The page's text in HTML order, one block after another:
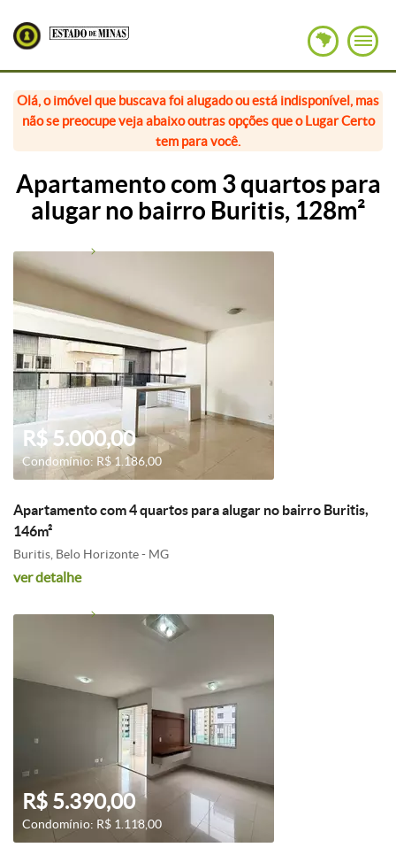
Olá, o imóvel que buscava foi alugado ou está indisponível, mas
não se preocupe veja abaixo outras opções que o Lugar Certo
tem para você.
Apartamento com 3 quartos para
alugar no bairro Buritis, 128m²
R$ 5.000,00
Condomínio: R$ 1.186,00
Apartamento com 4 quartos para alugar no bairro Buritis,
146m²
Buritis, Belo Horizonte - MG
ver detalhe
R$ 5.390,00
Condomínio: R$ 1.118,00